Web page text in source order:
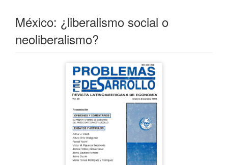
México: ¿liberalismo social o
neoliberalismo?